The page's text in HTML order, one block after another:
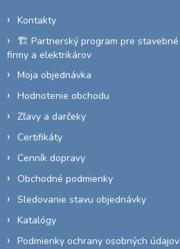
Kontakty
🏗️ Partnerský program pre stavebné
firmy a elektrikárov
Moja objednávka
Hodnotenie obchodu
Zľavy a darčeky
Certifikáty
Cenník dopravy
Obchodné podmienky
Sledovanie stavu objednávky
Katalógy
Podmienky ochrany osobných údajov